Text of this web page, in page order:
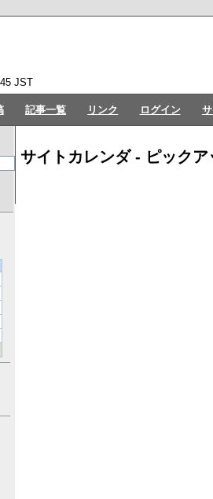
JST
記事一覧 リンク ログイン
サイトカレンダ - ピックア